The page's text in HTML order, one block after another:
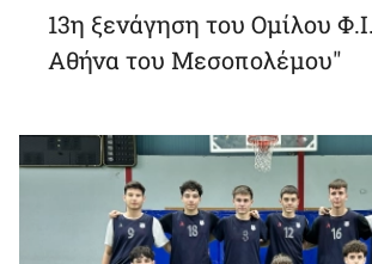
13η ξενάγηση του Ομίλου
Αθήνα του Μεσοπολέμου"